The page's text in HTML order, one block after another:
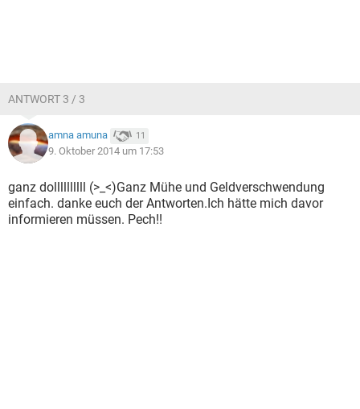
ANTWORT 3 / 3
amna amuna 11
9. Oktober 2014 um 17:53
ganz dollllllllll (>_<)Ganz Mühe und Geldverschwendung
einfach. danke euch der Antworten.Ich hätte mich davor
informieren müssen. Pech!!